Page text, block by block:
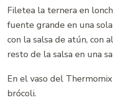
Filetea la ternera en
fuente grande en una
con la salsa de atún, con
resto de la salsa en una
En el vaso del
brócoli.